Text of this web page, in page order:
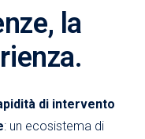
la
di intervento
: un ecosistema di